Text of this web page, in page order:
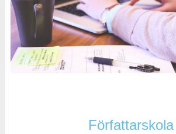
Författarskola